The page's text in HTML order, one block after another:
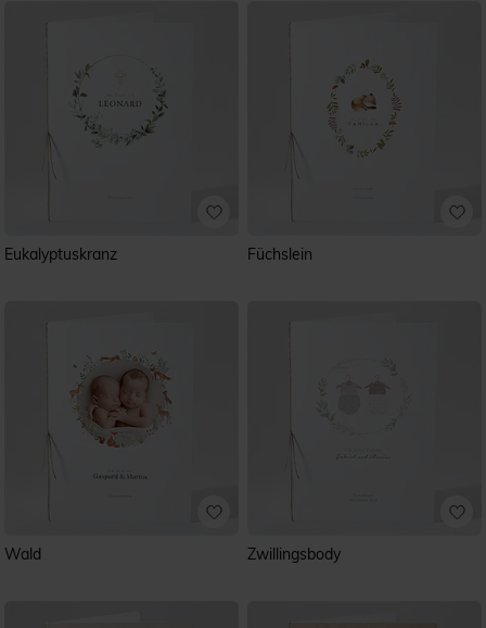
Eukalyptuskranz Füchslein
Wald Zwillingsbody